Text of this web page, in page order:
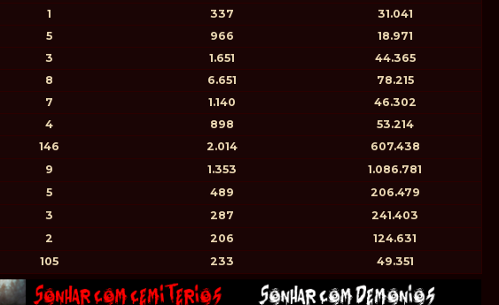
1 337
31.041
5 966
18.971
3 1.651
44.365
8 6.651
78.215
7 1.140
46.302
4 898
53.214
146 2.014
607.438
9 1.353
1.086.781
5 489
206.479
3 287
241.403
2 206
124.631
105 233 49.351